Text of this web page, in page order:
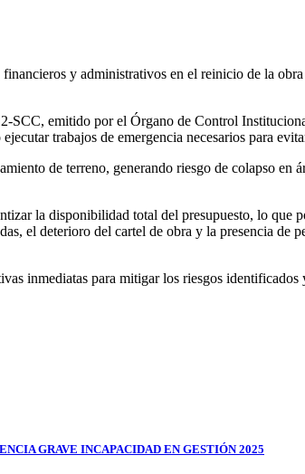
y administrativos en el reinicio de la
emitido por el Órgano de Control
trabajos de emergencia necesarios para
de terreno, generando riesgo de colapso
la disponibilidad total del presupuesto, lo
el deterioro del cartel de obra y la presencia de
inmediatas para mitigar los riesgos
GRAVE INCAPACIDAD EN GESTIÓN 2025